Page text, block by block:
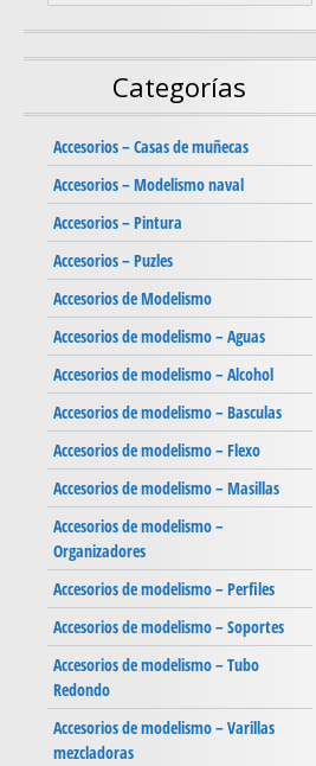
Categorías
Accesorios – Casas de muñecas
Accesorios – Modelismo naval
Accesorios – Pintura
Accesorios – Puzles
Accesorios de Modelismo
Accesorios de modelismo – Aguas
Accesorios de modelismo – Alcohol
Accesorios de modelismo – Basculas
Accesorios de modelismo – Flexo
Accesorios de modelismo – Masillas
Accesorios de modelismo –
Organizadores
Accesorios de modelismo – Perfiles
Accesorios de modelismo – Soportes
Accesorios de modelismo – Tubo
Redondo
Accesorios de modelismo – Varillas
mezcladoras